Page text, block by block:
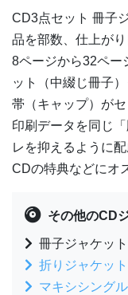
10,000部
CD3点セット 冊子
品を部数、仕上が
8ページから32ペー
ット（中綴じ冊子
帯（キャップ）が
印刷データを同じ
レを抑えるように
CDの特典などにオ
その他のCD
冊子ジャケッ
折りジャケッ
マキシシングル